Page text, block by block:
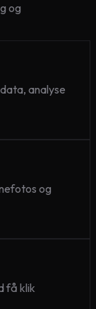
og
analyse
og
få klik